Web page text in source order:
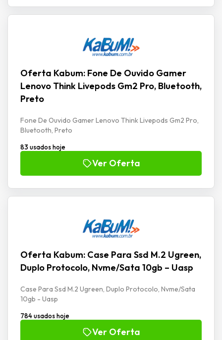
Oferta Kabum: Fone De Ouvido Gamer
Lenovo Think Livepods Gm2 Pro, Bluetooth,
Preto
Fone De Ouvido Gamer Lenovo Think Livepods Gm2 Pro,
Bluetooth, Preto
83 usados hoje
Ver Oferta
Oferta Kabum: Case Para Ssd M.2 Ugreen,
Duplo Protocolo, Nvme/Sata 10gb – Uasp
Case Para Ssd M.2 Ugreen, Duplo Protocolo, Nvme/Sata
10gb - Uasp
784 usados hoje
Ver Oferta